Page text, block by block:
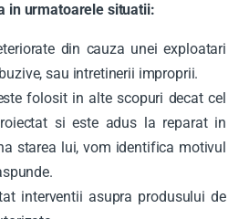
in urmatoarele situatii:
din cauza unei exploatari
sau intretinerii improprii.
folosit in alte scopuri decat cel
si este adus la reparat in
starea lui, vom identifica motivul
interventii asupra produsului de